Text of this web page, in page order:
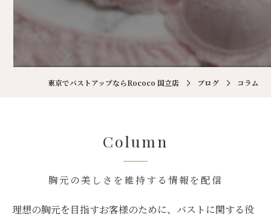
東京でバストアップならRococo 国立店 ブログ コラム
Column
胸元の美しさを維持する情報を配信
理想の胸元を目指すお客様のために、バストに関する役